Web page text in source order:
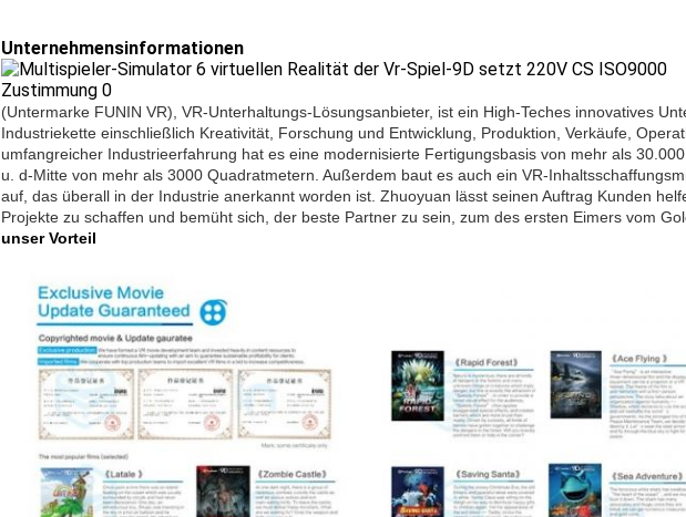
Unternehmensinformationen
(Untermarke FUNIN VR), VR-Unterhaltungs-Lösungsanbieter, ist ein High-Teches innovatives
Industriekette einschließlich Kreativität, Forschung und Entwicklung, Produktion, Verkäufe,
umfangreicher Industrieerfahrung hat es eine modernisierte Fertigungsbasis von mehr als
u. d-Mitte von mehr als 3000 Quadratmetern. Außerdem baut es auch ein VR-
auf, das überall in der Industrie anerkannt worden ist. Zhuoyuan lässt seinen Auftrag Kunden
Projekte zu schaffen und bemüht sich, der beste Partner zu sein, zum des ersten Eimers vom
unser Vorteil